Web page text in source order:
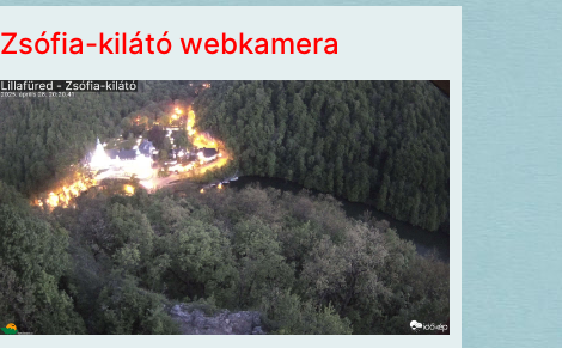
Zsófia-kilátó webkamera